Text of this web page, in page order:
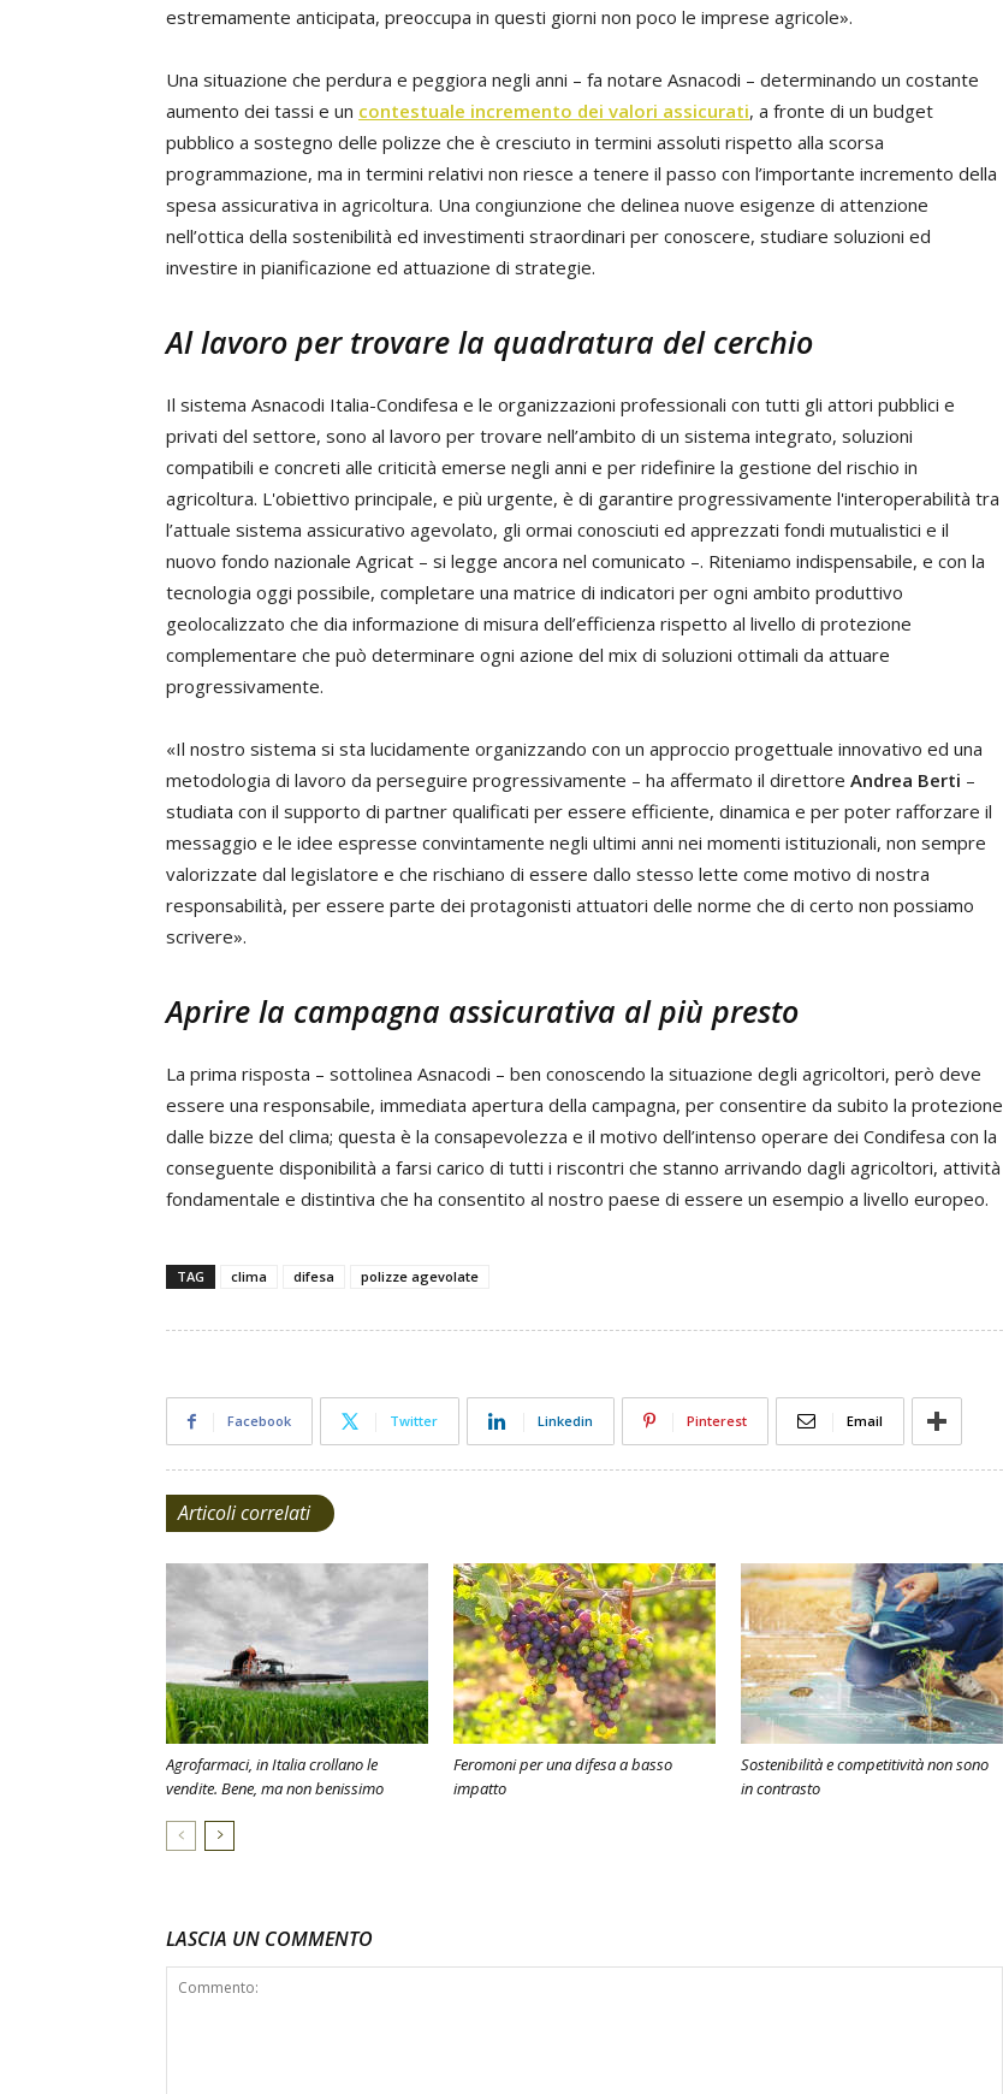
estremamente anticipata, preoccupa in questi giorni non poco le imprese agricole».
Una situazione che perdura e peggiora negli anni – fa notare Asnacodi – determinando un costante
aumento dei tassi e un contestuale incremento dei valori assicurati, a fronte di un budget
pubblico a sostegno delle polizze che è cresciuto in termini assoluti rispetto alla scorsa
programmazione, ma in termini relativi non riesce a tenere il passo con l’importante incremento della
spesa assicurativa in agricoltura. Una congiunzione che delinea nuove esigenze di attenzione
nell’ottica della sostenibilità ed investimenti straordinari per conoscere, studiare soluzioni ed
investire in pianificazione ed attuazione di strategie.
Al lavoro per trovare la quadratura del cerchio
Il sistema Asnacodi Italia-Condifesa e le organizzazioni professionali con tutti gli attori pubblici e
privati del settore, sono al lavoro per trovare nell’ambito di un sistema integrato, soluzioni
compatibili e concreti alle criticità emerse negli anni e per ridefinire la gestione del rischio in
agricoltura. L'obiettivo principale, e più urgente, è di garantire progressivamente l'interoperabilità tra
l’attuale sistema assicurativo agevolato, gli ormai conosciuti ed apprezzati fondi mutualistici e il
nuovo fondo nazionale Agricat – si legge ancora nel comunicato –. Riteniamo indispensabile, e con la
tecnologia oggi possibile, completare una matrice di indicatori per ogni ambito produttivo
geolocalizzato che dia informazione di misura dell’efficienza rispetto al livello di protezione
complementare che può determinare ogni azione del mix di soluzioni ottimali da attuare
progressivamente.
«Il nostro sistema si sta lucidamente organizzando con un approccio progettuale innovativo ed una
metodologia di lavoro da perseguire progressivamente – ha affermato il direttore Andrea Berti –
studiata con il supporto di partner qualificati per essere efficiente, dinamica e per poter rafforzare il
messaggio e le idee espresse convintamente negli ultimi anni nei momenti istituzionali, non sempre
valorizzate dal legislatore e che rischiano di essere dallo stesso lette come motivo di nostra
responsabilità, per essere parte dei protagonisti attuatori delle norme che di certo non possiamo
scrivere».
Aprire la campagna assicurativa al più presto
La prima risposta – sottolinea Asnacodi – ben conoscendo la situazione degli agricoltori, però deve
essere una responsabile, immediata apertura della campagna, per consentire da subito la protezione
dalle bizze del clima; questa è la consapevolezza e il motivo dell’intenso operare dei Condifesa con la
conseguente disponibilità a farsi carico di tutti i riscontri che stanno arrivando dagli agricoltori, attività
fondamentale e distintiva che ha consentito al nostro paese di essere un esempio a livello europeo.
TAG clima difesa polizze agevolate
Facebook Twitter Linkedin Pinterest Email
Articoli correlati
Agrofarmaci, in Italia crollano le
vendite. Bene, ma non benissimo
Feromoni per una difesa a basso
impatto
Sostenibilità e competitività non sono
in contrasto
LASCIA UN COMMENTO